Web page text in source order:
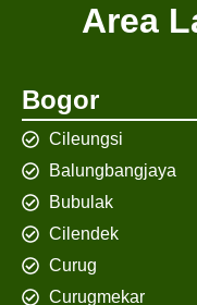
Area
Bogor
Cileungsi
Balungbangjaya
Bubulak
Cilendek
Curug
Curugmekar